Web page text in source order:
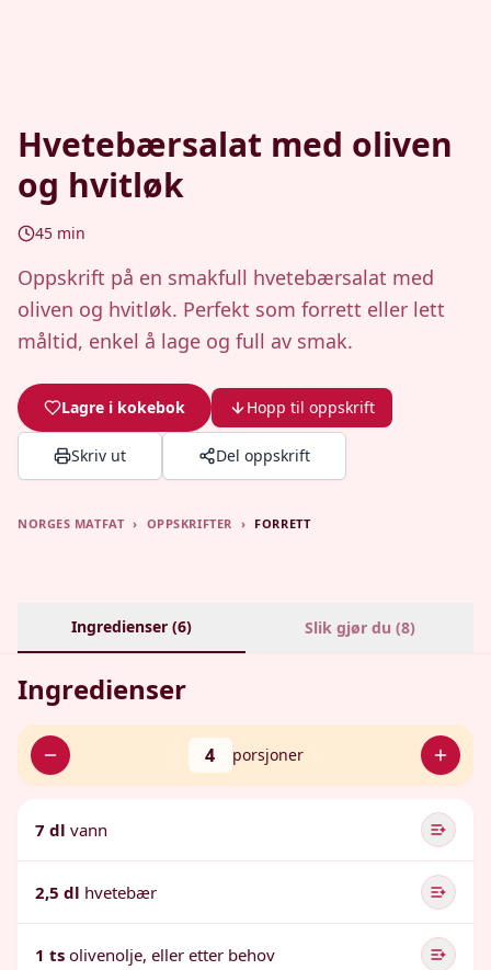
Hvetebærsalat med oliven
og hvitløk
45 min
Oppskrift på en smakfull hvetebærsalat med
oliven og hvitløk. Perfekt som forrett eller lett
måltid, enkel å lage og full av smak.
Lagre i kokebok Hopp til oppskrift
Skriv ut Del oppskrift
NORGES MATFAT › OPPSKRIFTER › FORRETT
Ingredienser (6) Slik gjør du (8)
Ingredienser
4 porsjoner
7 dl vann
2,5 dl hvetebær
1 ts olivenolje, eller etter behov